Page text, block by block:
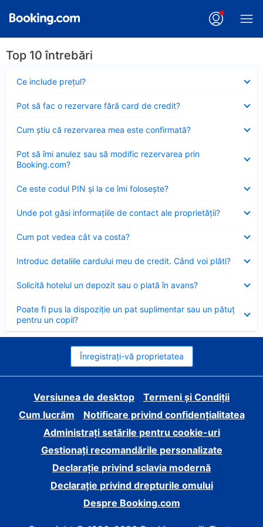
Top 10 întrebări
Ce include preţul?
închis
Pot să fac o rezervare fără card de credit?
închis
Cum ştiu că rezervarea mea este confirmată?
închis
Pot să îmi anulez sau să modific rezervarea prin
Booking.com?
închis
Ce este codul PIN şi la ce îmi foloseşte?
închis
Unde pot găsi informațiile de contact ale proprietății?
închis
Cum pot vedea cât va costa?
închis
Introduc detaliile cardului meu de credit. Când voi plăti?
închis
Solicită hotelul un depozit sau o plată în avans?
închis
Poate fi pus la dispoziție un pat suplimentar sau un pătuț
pentru un copil?
închis
Înregistrați-vă proprietatea
Versiunea de desktop
Termeni și Condiții
Cum lucrăm
Notificare privind confidențialitatea
Administrați setările pentru cookie-uri
Gestionați recomandările personalizate
Declarație privind sclavia modernă
Declarație privind drepturile omului
Despre Booking.com